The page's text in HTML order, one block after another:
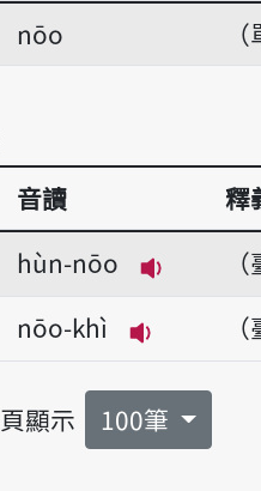
nōo
音讀
釋
hùn-nōo
播放音
nōo-khì
播放音讀
顯示 100筆